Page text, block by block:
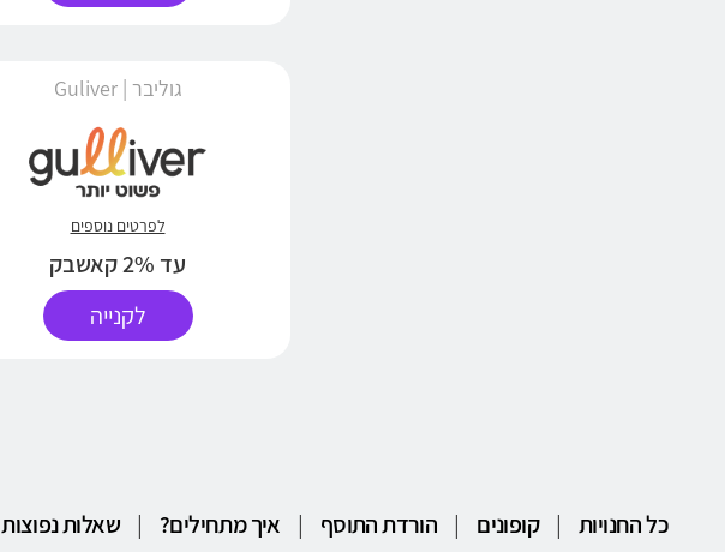
גוליבר | Guliver
לפרטים נוספים
עד 2% קאשבק
לקנייה
כל החנויות | קופונים | הורדת התוסף | איך מתחילים? | שאלות נפוצות